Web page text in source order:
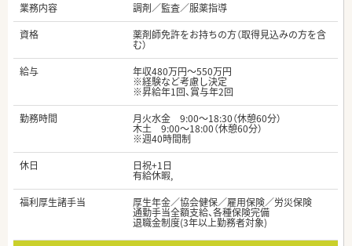
業務内容
調剤／監査／服薬指導
資格
薬剤師免許をお持ちの方（取得見込みの方を含
む）
給与
年収480万円～550万円
※経験など考慮し決定
※昇給年1回、賞与年2回
勤務時間
月火水金 9:00～18:30（休憩60分）
木土 9:00～18:00（休憩60分）
※週40時間制
休日
日祝+1日
有給休暇,
福利厚生諸手当
厚生年金／協会健保／雇用保険／労災保険
通勤手当全額支給、各種保険完備
退職金制度(3年以上勤務者対象)